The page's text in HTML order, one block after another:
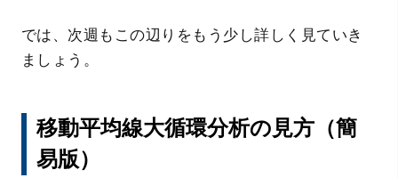
では、次週もこの辺りをもう少し詳しく見ていき
ましょう。
移動平均線大循環分析の見方（簡
易版）